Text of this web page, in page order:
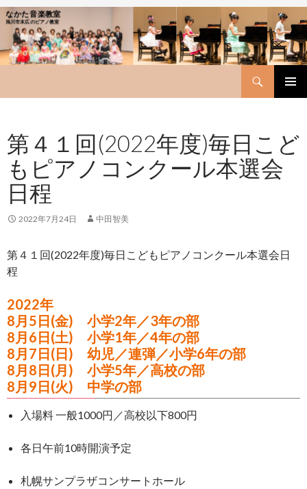
なかた音楽教室
旭川市末広のピアノ教室
第４１回(2022年度)毎日こど
もピアノコンクール本選会
日程
2022年7月24日 中田智美
第４１回(2022年度)毎日こどもピアノコンクール本選会日
程
2022年
8月5日(金) 小学2年／3年の部
8月6日(土) 小学1年／4年の部
8月7日(日) 幼児／連弾／小学6年の部
8月8日(月) 小学5年／高校の部
8月9日(火) 中学の部
​入場料 一般1000円／高校以下800円
各日午前10時開演予定
札幌サンプラザコンサートホール